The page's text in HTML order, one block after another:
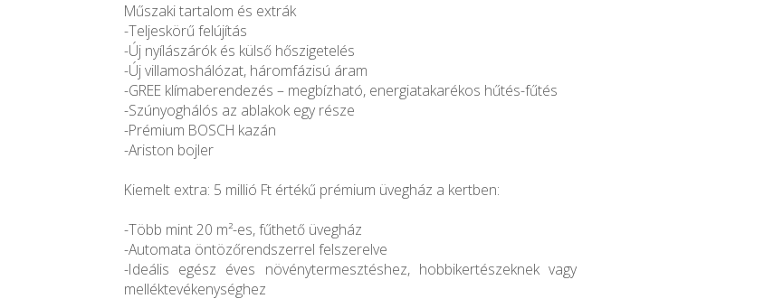
Műszaki tartalom és extrák
-Teljeskörű felújítás
-Új nyílászárók és külső hőszigetelés
-Új villamoshálózat, háromfázisú áram
-GREE klímaberendezés – megbízható, energiatakarékos hűtés-fűtés
-Szúnyoghálós az ablakok egy része
-Prémium BOSCH kazán
-Ariston bojler
Kiemelt extra: 5 millió Ft értékű prémium üvegház a kertben:
-Több mint 20 m²-es, fűthető üvegház
-Automata öntözőrendszerrel felszerelve
-Ideális egész éves növénytermesztéshez, hobbikertészeknek vagy
melléktevékenységhez